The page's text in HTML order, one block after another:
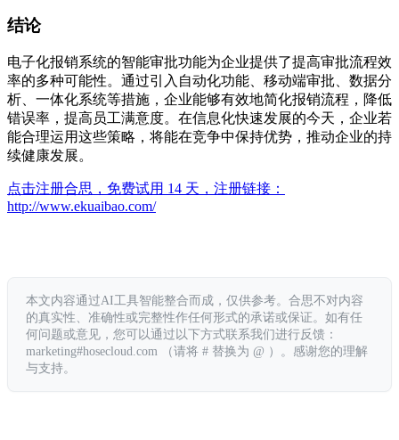
结论
电子化报销系统的智能审批功能为企业提供了提高审批流程效
率的多种可能性。通过引入自动化功能、移动端审批、数据分
析、一体化系统等措施，企业能够有效地简化报销流程，降低
错误率，提高员工满意度。在信息化快速发展的今天，企业若
能合理运用这些策略，将能在竞争中保持优势，推动企业的持
续健康发展。
点击注册合思，免费试用 14 天，注册链接：
http://www.ekuaibao.com/
本文内容通过AI工具智能整合而成，仅供参考。合思不对内容
的真实性、准确性或完整性作任何形式的承诺或保证。如有任
何问题或意见，您可以通过以下方式联系我们进行反馈：
marketing#hosecloud.com （请将 # 替换为 @ ）。感谢您的理解
与支持。